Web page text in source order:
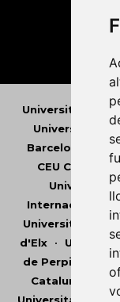
Universitat Abat
Universitat
Barcelona
CEU Cardenal
Universitat
Internacional
Universitat de
d'Elx•
de Perpinyà Via
Catalunya
Universitat